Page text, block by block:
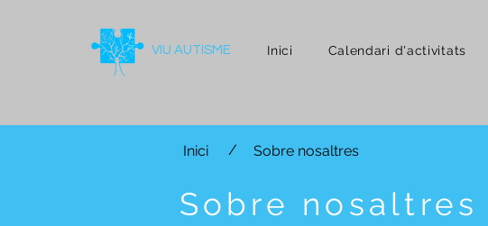
VIU AUTISME Inici Calendari d'activitats
Inici / Sobre nosaltres
Sobre nosaltres